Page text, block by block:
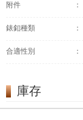
附件 ：
錶釦種類 ：
合適性別 ：
庫存